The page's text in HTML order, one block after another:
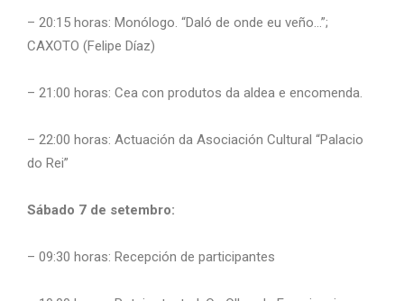
– 20:15 horas: Monólogo. “Daló de onde eu veño…”;
CAXOTO (Felipe Díaz)
– 21:00 horas: Cea con produtos da aldea e encomenda.
– 22:00 horas: Actuación da Asociación Cultural “Palacio
do Rei”
Sábado 7 de setembro:
– 09:30 horas: Recepción de participantes